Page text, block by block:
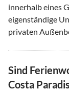
innerhalb eines
eigenständige
privaten
Sind
Costa